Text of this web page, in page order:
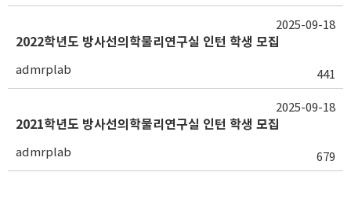
2022학년도 방사선의학물리연구실 인턴 학생 모집
admrplab 441
2025-09-18
2021학년도 방사선의학물리연구실 인턴 학생 모집
admrplab 679
2025-09-18